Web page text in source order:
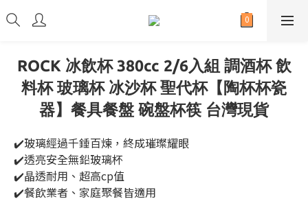
ROCK 冰飲杯 380cc 2/6入組 調酒杯 飲
料杯 玻璃杯 冰沙杯 聖代杯【陶杯杯瓷
器】餐具餐盤 碗盤杯筷 台灣現貨
✔️玻璃經過千錘百煉，終成璀璨耀眼
✔️透亮安全無鉛玻璃杯
✔️晶透耐用、超高cp值
✔️餐飲業者、家庭聚餐皆適用